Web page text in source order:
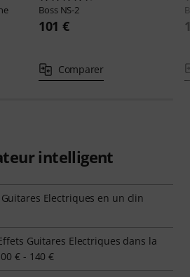
Boss NS-2
101 €
Comparer
intelligent
Electriques en un clin
Guitares Electriques dans la
€ - 140 €